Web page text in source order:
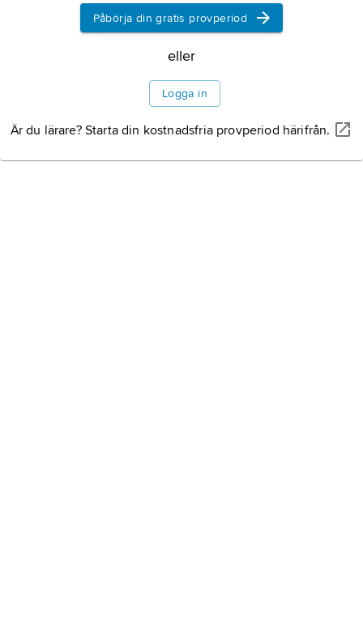
Påbörja din gratis provperiod
eller
Logga in
Är du lärare? Starta din kostnadsfria provperiod härifrån.